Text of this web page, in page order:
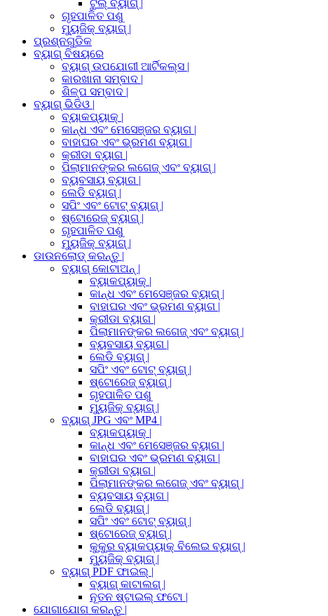
ଟୁଲ୍ ବ୍ୟାଗ୍ |
ଗୃହପାଳିତ ପଶୁ
ମ୍ୟୁଜିକ୍ ବ୍ୟାଗ୍ |
ପ୍ରଶ୍ନଗୁଡିକ
ବ୍ୟାଗ୍ ବିଷୟରେ
ବ୍ୟାଗ୍ ଉପଯୋଗୀ ଆର୍ଟିକଲ୍ସ |
କାରଖାନା ସମ୍ବାଦ |
ଶିଳ୍ପ ସମ୍ବାଦ |
ବ୍ୟାଗ୍ ଭିଡିଓ |
ବ୍ୟାକପ୍ୟାକ୍ |
କାନ୍ଧ ଏବଂ ମେସେଞ୍ଜର ବ୍ୟାଗ |
ବାହାଘର ଏବଂ ଭ୍ରମଣ ବ୍ୟାଗ |
କ୍ରୀଡା ବ୍ୟାଗ |
ପିଲାମାନଙ୍କର ଲଗେଜ୍ ଏବଂ ବ୍ୟାଗ୍ |
ବ୍ୟବସାୟ ବ୍ୟାଗ |
ଲେଡି ବ୍ୟାଗ୍ |
ସପିଂ ଏବଂ ଟୋଟ୍ ବ୍ୟାଗ୍ |
ଷ୍ଟୋରେଜ୍ ବ୍ୟାଗ୍ |
ଗୃହପାଳିତ ପଶୁ
ମ୍ୟୁଜିକ୍ ବ୍ୟାଗ୍ |
ଡାଉନଲୋଡ୍ କରନ୍ତୁ |
ବ୍ୟାଗ୍ କୋଟାଅନ୍ |
ବ୍ୟାକପ୍ୟାକ୍ |
କାନ୍ଧ ଏବଂ ମେସେଞ୍ଜର ବ୍ୟାଗ୍ |
ବାହାଘର ଏବଂ ଭ୍ରମଣ ବ୍ୟାଗ |
କ୍ରୀଡା ବ୍ୟାଗ |
ପିଲାମାନଙ୍କର ଲଗେଜ୍ ଏବଂ ବ୍ୟାଗ୍ |
ବ୍ୟବସାୟ ବ୍ୟାଗ |
ଲେଡି ବ୍ୟାଗ୍ |
ସପିଂ ଏବଂ ଟୋଟ୍ ବ୍ୟାଗ୍ |
ଷ୍ଟୋରେଜ୍ ବ୍ୟାଗ୍ |
ଗୃହପାଳିତ ପଶୁ
ମ୍ୟୁଜିକ୍ ବ୍ୟାଗ୍ |
ବ୍ୟାଗ୍ JPG ଏବଂ MP4 |
ବ୍ୟାକପ୍ୟାକ୍ |
କାନ୍ଧ ଏବଂ ମେସେଞ୍ଜର ବ୍ୟାଗ |
ବାହାଘର ଏବଂ ଭ୍ରମଣ ବ୍ୟାଗ |
କ୍ରୀଡା ବ୍ୟାଗ |
ପିଲାମାନଙ୍କର ଲଗେଜ୍ ଏବଂ ବ୍ୟାଗ୍ |
ବ୍ୟବସାୟ ବ୍ୟାଗ |
ଲେଡି ବ୍ୟାଗ୍ |
ସପିଂ ଏବଂ ଟୋଟ୍ ବ୍ୟାଗ୍ |
ଷ୍ଟୋରେଜ୍ ବ୍ୟାଗ୍ |
କୁକୁର ବ୍ୟାକପ୍ୟାକ୍ ବିଲେଇ ବ୍ୟାଗ୍ |
ମ୍ୟୁଜିକ୍ ବ୍ୟାଗ୍ |
ବ୍ୟାଗ୍ PDF ଫାଇଲ୍ |
ବ୍ୟାଗ୍ କାଟାଲଗ୍ |
ନୂତନ ଷ୍ଟାଇଲ୍ ଫଟୋ |
ଯୋଗାଯୋଗ କରନ୍ତୁ |